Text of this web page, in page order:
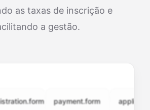
as taxas de inscrição e
a gestão.
payment.form